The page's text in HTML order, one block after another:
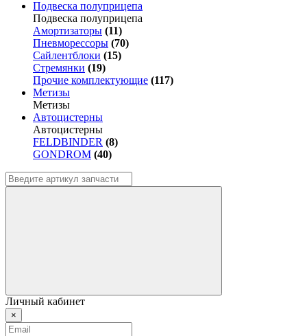
Подвеска полуприцепа
Подвеска полуприцепа
Амортизаторы (11)
Пневморессоры (70)
Сайлентблоки (15)
Стремянки (19)
Прочие комплектующие (117)
Метизы
Метизы
Автоцистерны
Автоцистерны
FELDBINDER (8)
GONDROM (40)
Личный кабинет
×